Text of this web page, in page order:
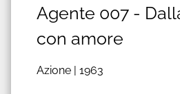
Agente 007 -
con amore
Azione | 1963